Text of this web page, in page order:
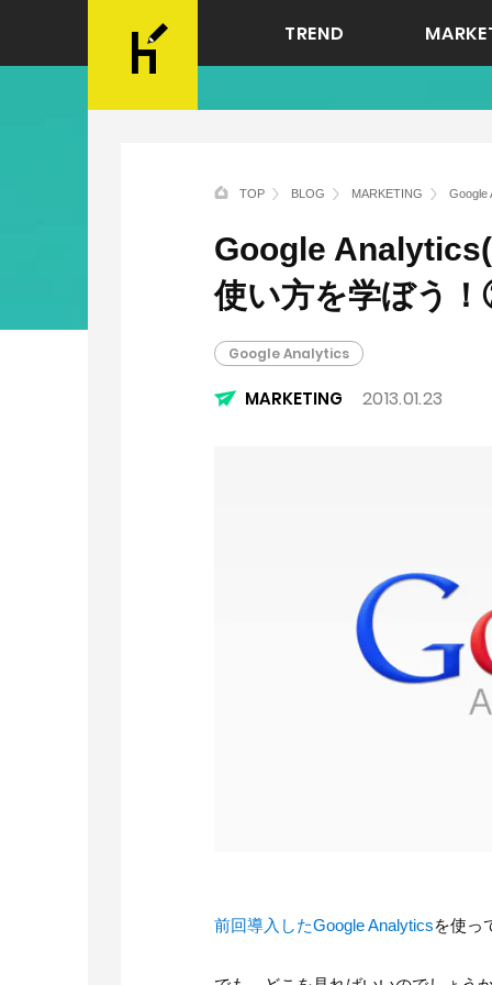
TREND
TOP BLOG MARKETING
Google
使い方を学ぼう
Google Analytics
MARKETING 2013.01.23
前回導入したGoogle Analyticsを使っ